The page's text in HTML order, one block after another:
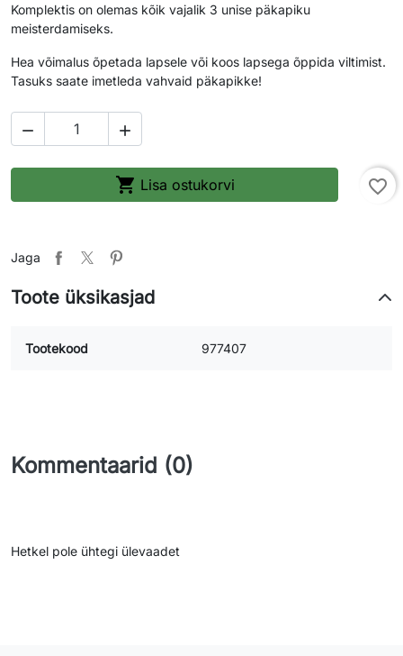
Komplektis on olemas kõik vajalik 3 unise päkapiku
meisterdamiseks.
Hea võimalus õpetada lapsele või koos lapsega õppida viltimist.
Tasuks saate imetleda vahvaid päkapikke!
 
 Lisa ostukorvi favorite_border
Jaga
Toote üksikasjad
Tootekood 977407
Kommentaarid (0)
Hetkel pole ühtegi ülevaadet